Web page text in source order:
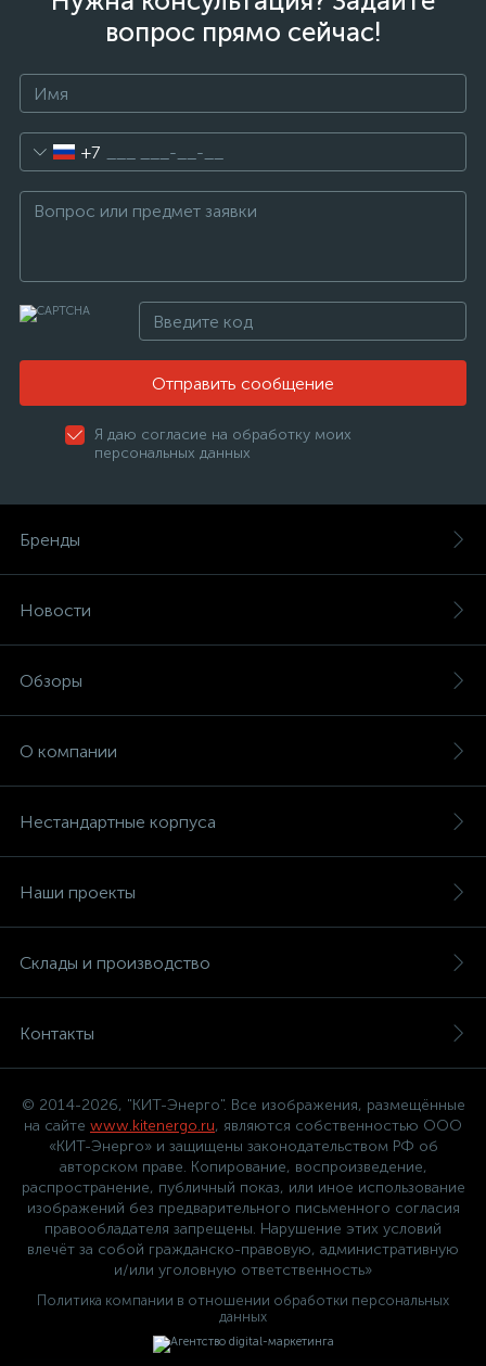
вопрос прямо сейчас!
+7
Отправить сообщение
Я даю согласие на обработку моих
персональных данных
Бренды
Новости
Обзоры
О компании
Нестандартные корпуса
Наши проекты
Склады и производство
Контакты
© 2014-2026, "КИТ-Энерго". Все изображения, размещённые
на сайте www.kitenergo.ru, являются собственностью ООО
«КИТ-Энерго» и защищены законодательством РФ об
авторском праве. Копирование, воспроизведение,
распространение, публичный показ, или иное использование
изображений без предварительного письменного согласия
правообладателя запрещены. Нарушение этих условий
влечёт за собой гражданско-правовую, административную
и/или уголовную ответственность»
Политика компании в отношении обработки персональных
данных